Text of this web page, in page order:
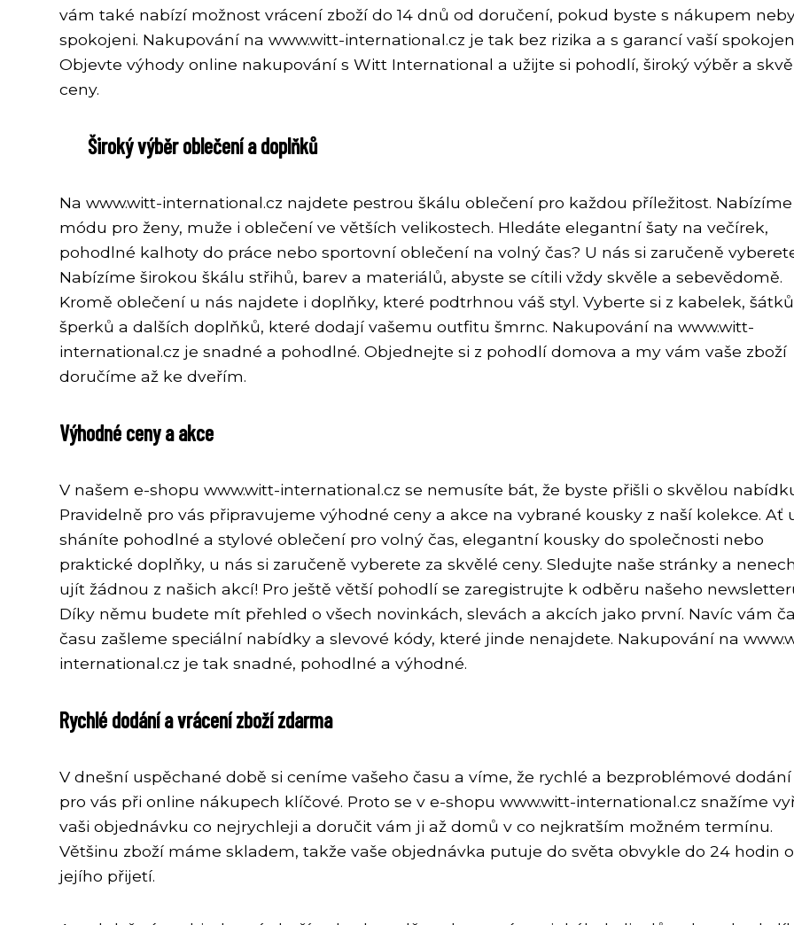
vám také nabízí možnost vrácení zboží do 14 dnů od doručení, pokud byste s nákupem
spokojeni. Nakupování na www.witt-international.cz je tak bez rizika a s garancí vaší
Objevte výhody online nakupování s Witt International a užijte si pohodlí, široký výběr a
ceny.
Široký výběr oblečení a doplňků
Na www.witt-international.cz najdete pestrou škálu oblečení pro každou příležitost. Nabízíme
módu pro ženy, muže i oblečení ve větších velikostech. Hledáte elegantní šaty na večírek,
pohodlné kalhoty do práce nebo sportovní oblečení na volný čas? U nás si zaručeně
Nabízíme širokou škálu střihů, barev a materiálů, abyste se cítili vždy skvěle a sebevědomě.
Kromě oblečení u nás najdete i doplňky, které podtrhnou váš styl. Vyberte si z kabelek,
šperků a dalších doplňků, které dodají vašemu outfitu šmrnc. Nakupování na www.witt-
international.cz je snadné a pohodlné. Objednejte si z pohodlí domova a my vám vaše zboží
doručíme až ke dveřím.
Výhodné ceny a akce
V našem e-shopu www.witt-international.cz se nemusíte bát, že byste přišli o skvělou
Pravidelně pro vás připravujeme výhodné ceny a akce na vybrané kousky z naší kolekce. Ať
sháníte pohodlné a stylové oblečení pro volný čas, elegantní kousky do společnosti nebo
praktické doplňky, u nás si zaručeně vyberete za skvělé ceny. Sledujte naše stránky a
ujít žádnou z našich akcí! Pro ještě větší pohodlí se zaregistrujte k odběru našeho
Díky němu budete mít přehled o všech novinkách, slevách a akcích jako první. Navíc vám
času zašleme speciální nabídky a slevové kódy, které jinde nenajdete. Nakupování na
international.cz je tak snadné, pohodlné a výhodné.
Rychlé dodání a vrácení zboží zdarma
V dnešní uspěchané době si ceníme vašeho času a víme, že rychlé a bezproblémové dodání
pro vás při online nákupech klíčové. Proto se v e-shopu www.witt-international.cz snažíme
vaši objednávku co nejrychleji a doručit vám ji až domů v co nejkratším možném termínu.
Většinu zboží máme skladem, takže vaše objednávka putuje do světa obvykle do 24 hodin
jejího přijetí.